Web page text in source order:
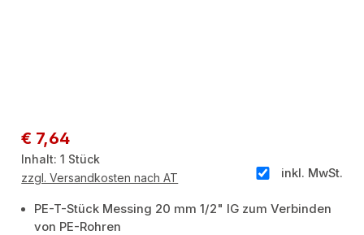
Regulärer Preis:
€ 7,64
Inhalt:1 Stück
inkl. MwSt.
zzgl. Versandkosten nach AT
PE-T-Stück Messing 20 mm 1/2" IG zum Verbinden
von PE-Rohren